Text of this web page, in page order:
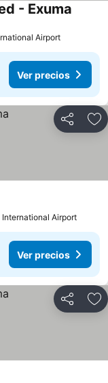
- Exuma
Airport
Ver precios
Compartir
International Airport
Ver precios
Compartir